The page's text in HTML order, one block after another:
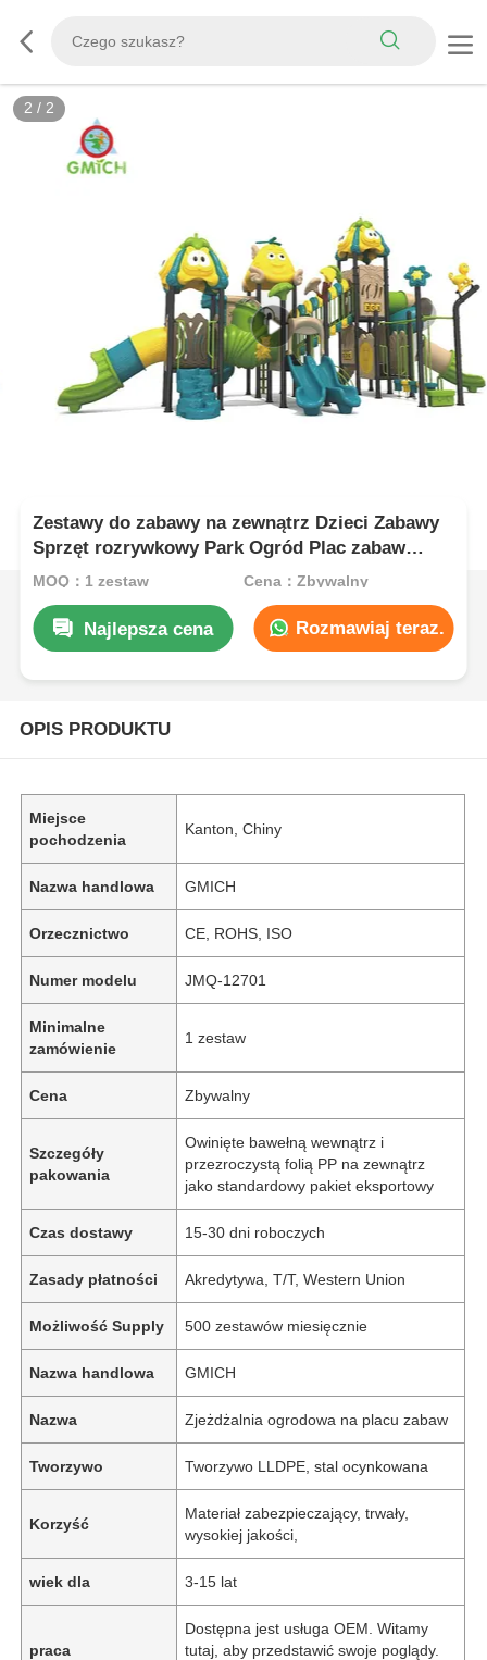
2 / 2
Zestawy do zabawy na zewnątrz Dzieci Zabawy
Sprzęt rozrywkowy Park Ogród Plac zabaw
Slide Trwałe plastikowe zabawki dla dzieci
MOQ：1 zestaw Cena：Zbywalny
Najlepsza cena Rozmawiaj teraz.
OPIS PRODUKTU
Miejsce
pochodzenia
Kanton, Chiny
Nazwa handlowa GMICH
Orzecznictwo CE, ROHS, ISO
Numer modelu JMQ-12701
Minimalne
zamówienie
1 zestaw
Cena Zbywalny
Szczegóły
pakowania
Owinięte bawełną wewnątrz i
przezroczystą folią PP na zewnątrz
jako standardowy pakiet eksportowy
Czas dostawy 15-30 dni roboczych
Zasady płatności Akredytywa, T/T, Western Union
Możliwość Supply 500 zestawów miesięcznie
Nazwa handlowa GMICH
Nazwa Zjeżdżalnia ogrodowa na placu zabaw
Tworzywo Tworzywo LLDPE, stal ocynkowana
Korzyść
Materiał zabezpieczający, trwały,
wysokiej jakości,
wiek dla 3-15 lat
praca
Dostępna jest usługa OEM. Witamy
tutaj, aby przedstawić swoje poglądy.